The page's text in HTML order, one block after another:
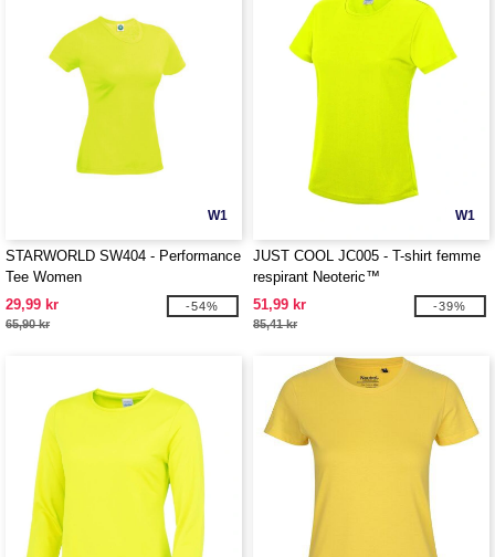
W1
STARWORLD SW404 - Performance
Tee Women
29,99 kr
65,90 kr
-54%
W1
JUST COOL JC005 - T-shirt femme
respirant Neoteric™
51,99 kr
85,41 kr
-39%